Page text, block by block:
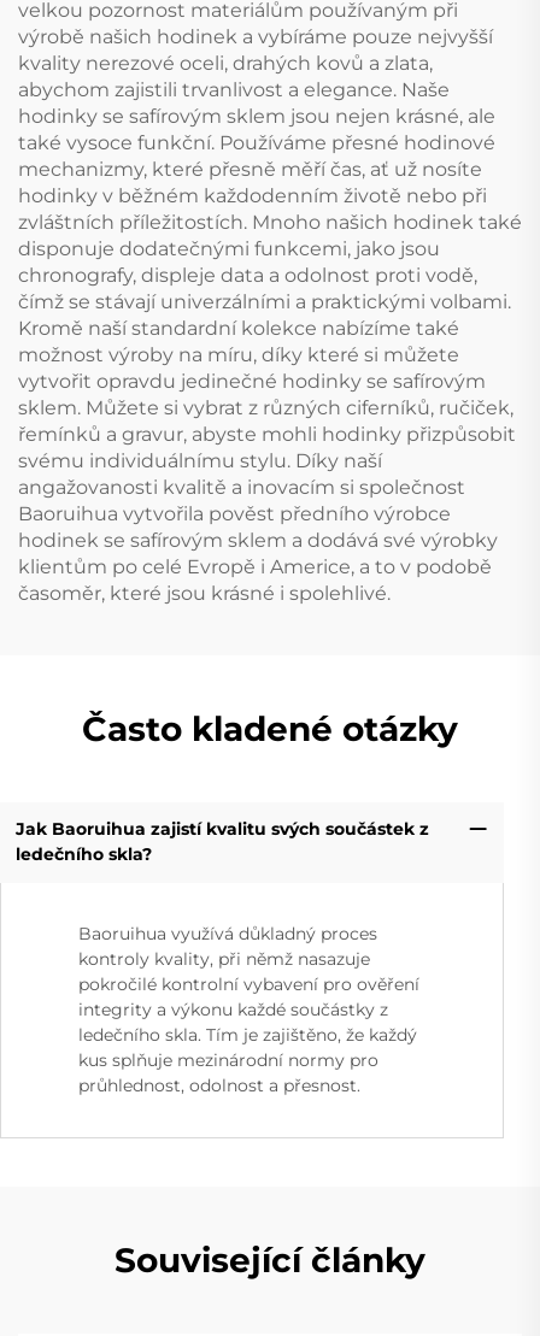
velkou pozornost materiálům používaným při
výrobě našich hodinek a vybíráme pouze nejvyšší
kvality nerezové oceli, drahých kovů a zlata,
abychom zajistili trvanlivost a elegance. Naše
hodinky se safírovým sklem jsou nejen krásné, ale
také vysoce funkční. Používáme přesné hodinové
mechanizmy, které přesně měří čas, ať už nosíte
hodinky v běžném každodenním životě nebo při
zvláštních příležitostích. Mnoho našich hodinek také
disponuje dodatečnými funkcemi, jako jsou
chronografy, displeje data a odolnost proti vodě,
čímž se stávají univerzálními a praktickými volbami.
Kromě naší standardní kolekce nabízíme také
možnost výroby na míru, díky které si můžete
vytvořit opravdu jedinečné hodinky se safírovým
sklem. Můžete si vybrat z různých ciferníků, ručiček,
řemínků a gravur, abyste mohli hodinky přizpůsobit
svému individuálnímu stylu. Díky naší
angažovanosti kvalitě a inovacím si společnost
Baoruihua vytvořila pověst předního výrobce
hodinek se safírovým sklem a dodává své výrobky
klientům po celé Evropě i Americe, a to v podobě
časoměr, které jsou krásné i spolehlivé.
Často kladené otázky
Jak Baoruihua zajistí kvalitu svých součástek z
ledečního skla?
Baoruihua využívá důkladný proces
kontroly kvality, při němž nasazuje
pokročilé kontrolní vybavení pro ověření
integrity a výkonu každé součástky z
ledečního skla. Tím je zajištěno, že každý
kus splňuje mezinárodní normy pro
průhlednost, odolnost a přesnost.
Související články